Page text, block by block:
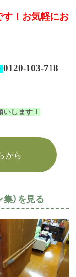
す！お気軽にお
0120-103-718
します！
から
）を見る